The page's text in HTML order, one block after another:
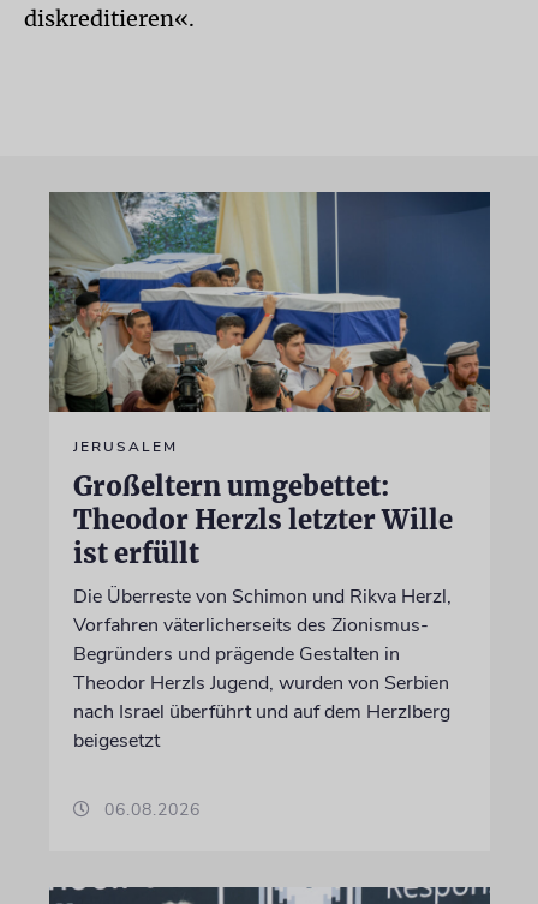
diskreditieren«.
JERUSALEM
Großeltern umgebettet:
Theodor Herzls letzter Wille
ist erfüllt
Die Überreste von Schimon und Rikva Herzl,
Vorfahren väterlicherseits des Zionismus-
Begründers und prägende Gestalten in
Theodor Herzls Jugend, wurden von Serbien
nach Israel überführt und auf dem Herzlberg
beigesetzt
06.08.2026